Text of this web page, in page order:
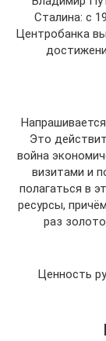
Сталина: с
Центробанка
Это
война
визитами и
полагаться в
ресурсы,
раз
Ценность